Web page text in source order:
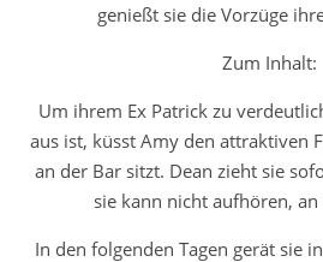
genießt sie die Vorzüge
Zum Inhalt:
Um ihrem Ex Patrick zu
aus ist, küsst Amy den attraktiven
an der Bar sitzt. Dean zieht sie
sie kann nicht aufhören,
In den folgenden Tagen gerät sie